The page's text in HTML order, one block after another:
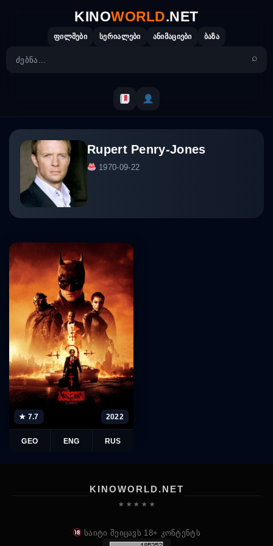
KINOWORLD.NET
ფილმები სერიალები ანიმაციები ბაზა
Rupert Penry-Jones
1970-09-22
★ 7.7 2022
GEO ENG RUS
KINOWORLD.NET
★ ★ ★ ★ ★
საიტი შეიცავს 18+ კონტენტს